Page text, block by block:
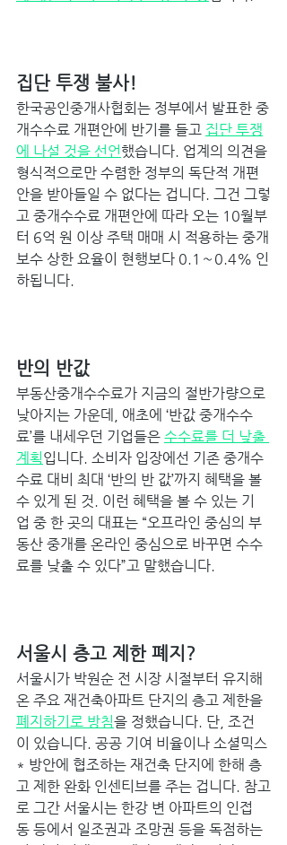
집단 투쟁 불사!
한국공인중개사협회는 정부에서 발표한 중
개수수료 개편안에 반기를 들고 집단 투쟁
에 나설 것을 선언했습니다. 업계의 의견을
형식적으로만 수렴한 정부의 독단적 개편
안을 받아들일 수 없다는 겁니다. 그건 그렇
고 중개수수료 개편안에 따라 오는 10월부
터 6억 원 이상 주택 매매 시 적용하는 중개
보수 상한 요율이 현행보다 0.1∼0.4% 인
하됩니다.
반의 반값
부동산중개수수료가 지금의 절반가량으로
낮아지는 가운데, 애초에 ‘반값 중개수수
료’를 내세우던 기업들은 수수료를 더 낮출
계획입니다. 소비자 입장에선 기존 중개수
수료 대비 최대 ‘반의 반 값’까지 혜택을 볼
수 있게 된 것. 이런 혜택을 볼 수 있는 기
업 중 한 곳의 대표는 “오프라인 중심의 부
동산 중개를 온라인 중심으로 바꾸면 수수
료를 낮출 수 있다”고 말했습니다.
서울시 층고 제한 폐지?
서울시가 박원순 전 시장 시절부터 유지해
온 주요 재건축아파트 단지의 층고 제한을
폐지하기로 방침을 정했습니다. 단, 조건
이 있습니다. 공공 기여 비율이나 소셜믹스
* 방안에 협조하는 재건축 단지에 한해 층
고 제한 완화 인센티브를 주는 겁니다. 참고
로 그간 서울시는 한강 변 아파트의 인접
동 등에서 일조권과 조망권 등을 독점하는